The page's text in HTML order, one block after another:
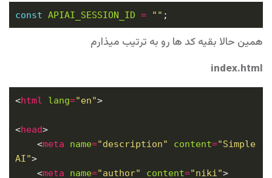
const APIAI_SESSION_ID = ""
همین حالا بقیه کد ها رو به ترتیب میذارم
index.html
<html lang="en" >
<head >
    <
meta name="description" content="Simple
AI" >
    <
meta name="author" content="niki" >